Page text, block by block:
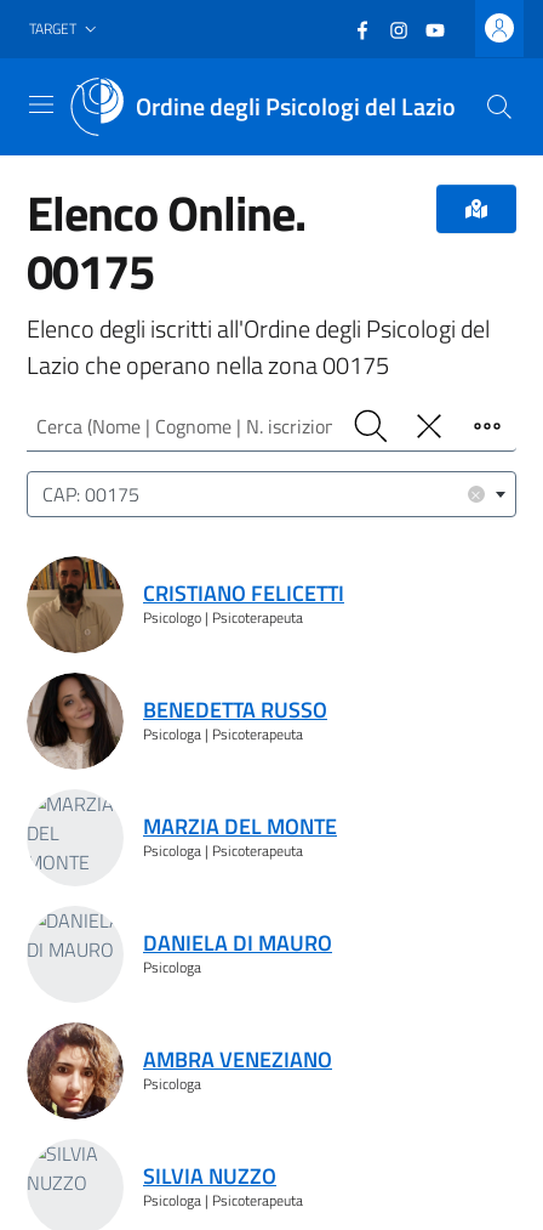
Vai al header
Vai al contenuto principale
Vai al footer
TARGET Facebook
(nuova scheda -
Instagram
(nuova scheda
YouTube
(nuova
Ordine degli Psicologi del Lazio
Menu
Elenco Online.
00175
Elenco degli iscritti all'Ordine degli Psicologi del
Lazio che operano nella zona 00175
Cerca (Nome | Cognome | N. iscrizione)
Cerca PulisciFiltro
Luogo (CAP | Comune | Provincia)
×
CAP: 00175
Risultati ricerca
CRISTIANO FELICETTI
Psicologo | Psicoterapeuta
BENEDETTA RUSSO
Psicologa | Psicoterapeuta
MARZIA DEL MONTE
Psicologa | Psicoterapeuta
DANIELA DI MAURO
Psicologa
AMBRA VENEZIANO
Psicologa
SILVIA NUZZO
Psicologa | Psicoterapeuta